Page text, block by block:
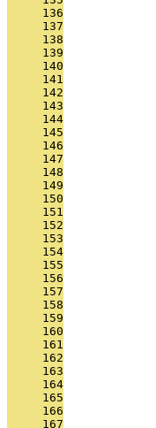
     136
     137
     138
     139
     140
     141
     142
     143
     144
     145
     146
     147
     148
     149
     150
     151
     152
     153
     154
     155
     156
     157
     158
     159
     160
     161
     162
     163
     164
     165
     166
     167